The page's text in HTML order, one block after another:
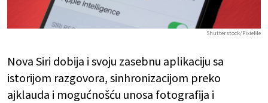
Shutterstock/PixieMe
Nova Siri dobija i svoju zasebnu aplikaciju sa
istorijom razgovora, sinhronizacijom preko
ajklauda i mogućnošću unosa fotografija i